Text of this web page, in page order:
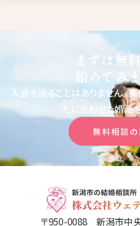
まずは無
始めてみ
入会を迫ることはありません。条
たに合わせた婚活
無料相談
〒950-0088 新潟市中